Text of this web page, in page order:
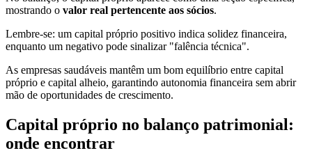
mostrando o valor real pertencente aos sócios.
Lembre-se: um capital próprio positivo indica solidez financeira,
enquanto um negativo pode sinalizar "falência técnica".
As empresas saudáveis mantêm um bom equilíbrio entre capital
próprio e capital alheio, garantindo autonomia financeira sem abrir
mão de oportunidades de crescimento.
Capital próprio no balanço patrimonial:
onde encontrar